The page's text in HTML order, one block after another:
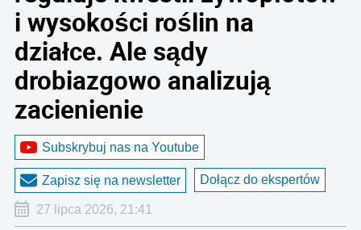
i wysokości roślin na
działce. Ale sądy
drobiazgowo analizują
zacienienie
Subskrybuj nas na Youtube
Zapisz się na newsletter Dołącz do ekspertów
27 lipca 2026, 21:41